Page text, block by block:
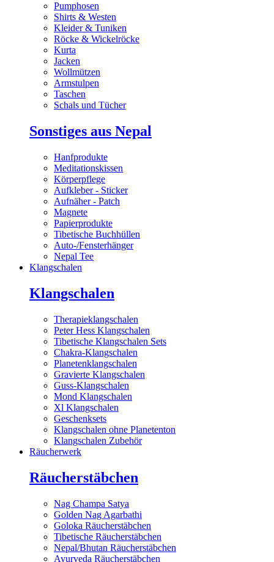
Pumphosen
Shirts & Westen
Kleider & Tuniken
Röcke & Wickelröcke
Kurta
Jacken
Wollmützen
Armstulpen
Taschen
Schals und Tücher
Sonstiges aus Nepal
Hanfprodukte
Meditationskissen
Körperpflege
Aufkleber - Sticker
Aufnäher - Patch
Magnete
Papierprodukte
Tibetische Buchhüllen
Auto-/Fensterhänger
Nepal Tee
Klangschalen
Klangschalen
Therapieklangschalen
Peter Hess Klangschalen
Tibetische Klangschalen Sets
Chakra-Klangschalen
Planetenklangschalen
Gravierte Klangschalen
Guss-Klangschalen
Mond Klangschalen
Xl Klangschalen
Geschenksets
Klangschalen ohne Planetenton
Klangschalen Zubehör
Räucherwerk
Räucherstäbchen
Nag Champa Satya
Golden Nag Agarbathi
Goloka Räucherstäbchen
Tibetische Räucherstäbchen
Nepal/Bhutan Räucherstäbchen
Ayurveda Räucherstäbchen